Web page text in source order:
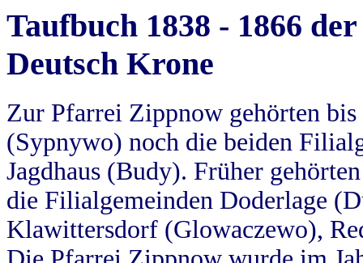
Taufbuch 1838 - 1866
Deutsch Krone
Zur Pfarrei Zippnow gehörten
(Sypnywo) noch die beiden
Jagdhaus (Budy). Früher
die Filialgemeinden Doderlage
Klawittersdorf (Glowaczewo),